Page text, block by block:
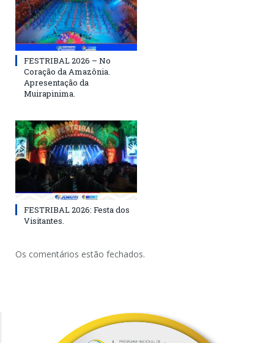
FESTRIBAL 2026 – No
Coração da Amazônia.
Apresentação da
Muirapinima.
FESTRIBAL 2026: Festa dos
Visitantes.
Os comentários estão fechados.